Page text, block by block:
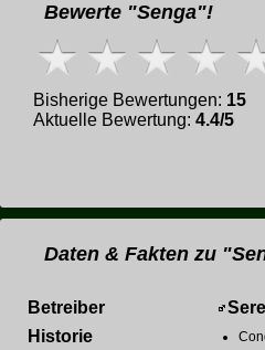
Bewerte "Senga"!
Bisherige Bewertungen: 15
Aktuelle Bewertung: 4.4/5
Daten & Fakten zu
Betreiber
Historie